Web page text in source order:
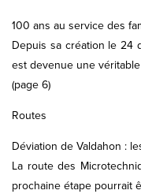
100 ans au service des
Depuis sa création le 24
est devenue une
(page 6)
Routes
Déviation de Valdahon :
La route des
prochaine étape pourrait